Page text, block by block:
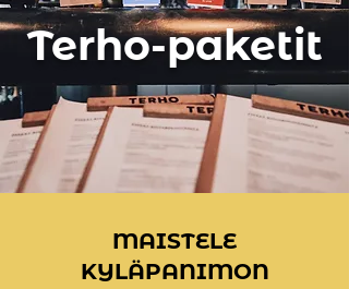
Terho-paketit
MAISTELE
KYLÄPANIMON